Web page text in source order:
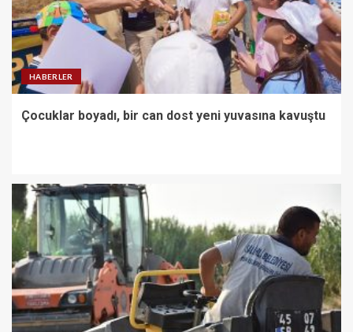
HABERLER
Çocuklar boyadı, bir can dost yeni yuvasına kavuştu